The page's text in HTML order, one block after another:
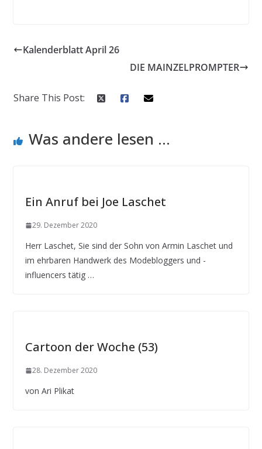
Kalenderblatt April 26
DIE MAINZELPROMPTER
Share This Post:
Was andere lesen ...
Ein Anruf bei Joe Laschet
29. Dezember 2020
Herr Laschet, Sie sind der Sohn von Armin Laschet und
im ehrbaren Handwerk des Modebloggers und -
influencers tätig …
Cartoon der Woche (53)
28. Dezember 2020
von Ari Plikat